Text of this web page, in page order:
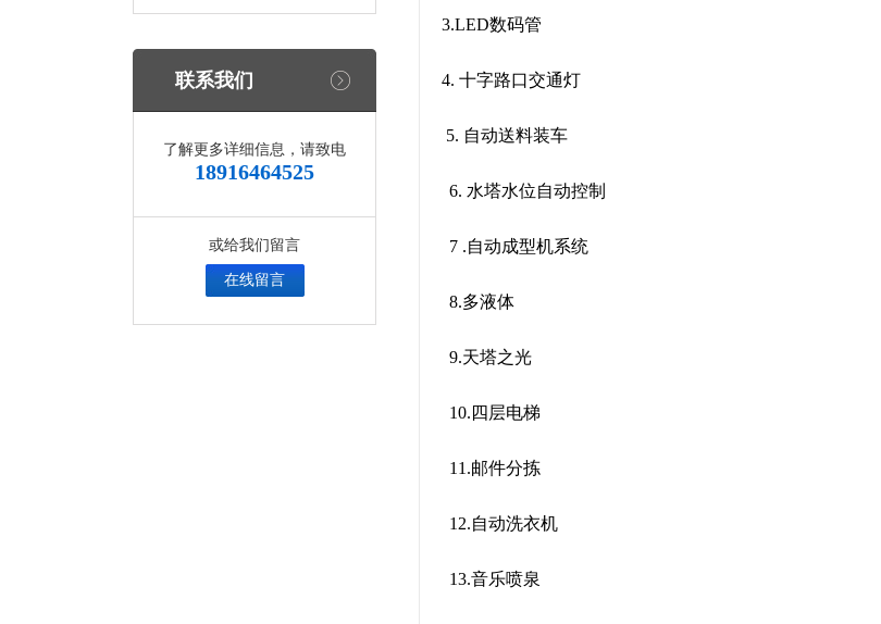
联系我们
了解更多详细信息，请致电
18916464525
或给我们留言
在线留言
3.LED数码管
4. 十字路口交通灯
5. 自动送料装车
6. 水塔水位自动控制
7 .自动成型机系统
8.多液体
9.天塔之光
10.四层电梯
11.邮件分拣
12.自动洗衣机
13.音乐喷泉